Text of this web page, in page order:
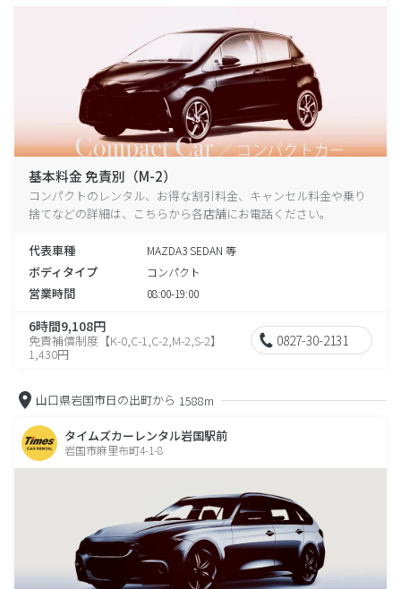
基本料金 免責別（M-2）
コンパクトのレンタル、お得な割引料金、キャンセル料金や乗り
捨てなどの詳細は、こちらから各店舗にお電話ください。
代表車種 MAZDA3 SEDAN 等
ボディタイプ コンパクト
営業時間 08:00-19:00
6時間9,108円
免責補償制度【K-0,C-1,C-2,M-2,S-2】
1,430円
0827-30-2131
山口県岩国市日の出町から 1588m
タイムズカーレンタル岩国駅前
岩国市麻里布町4-1-8